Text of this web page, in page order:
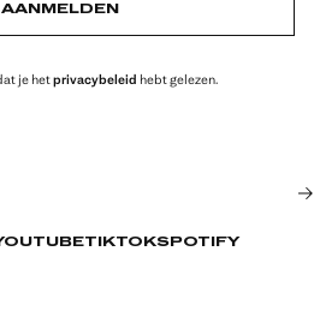
AANMELDEN
je hetprivacybeleid hebt gelezen.
TIKTOKSPOTIFY